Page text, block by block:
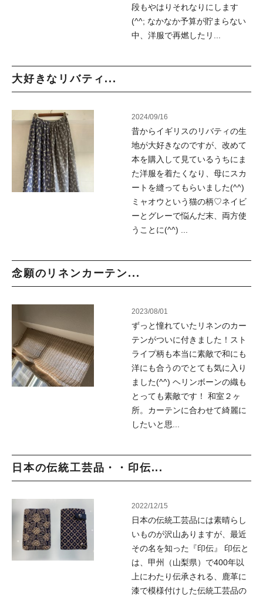
段もやはりそれなりにします
(^^; なかなか予算が貯まらない
中、洋服で再燃したリ...
大好きなリバティ...
2024/09/16
昔からイギリスのリバティの生
地が大好きなのですが、改めて
本を購入して見ているうちにま
た洋服を着たくなり、母にスカ
ートを縫ってもらいました(^^)
ミャオウという猫の柄♡ネイビ
ーとグレーで悩んだ末、両方使
うことに(^^) ...
念願のリネンカーテン...
2023/08/01
ずっと憧れていたリネンのカー
テンがついに付きました！スト
ライプ柄も本当に素敵で和にも
洋にも合うのでとても気に入り
ました(^^) ヘリンボーンの織も
とっても素敵です！ 和室２ヶ
所。カーテンに合わせて綺麗に
したいと思...
日本の伝統工芸品・・印伝...
2022/12/15
日本の伝統工芸品には素晴らし
いものが沢山ありますが、最近
その名を知った『印伝』 印伝と
は、甲州（山梨県）で400年以
上にわたり伝承される、鹿革に
漆で模様付けした伝統工芸品の